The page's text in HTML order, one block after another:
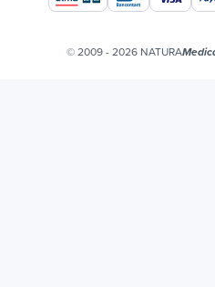
Offres d'emploi
Certificats bio© 2009 - 2026 NATURA